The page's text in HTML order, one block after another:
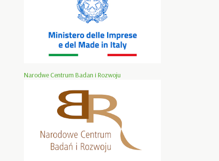
Narodwe Centrum Badan i Rozwoju